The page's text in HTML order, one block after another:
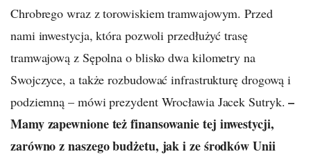
Chrobrego wraz z torowiskiem tramwajowym. Przed
nami inwestycja, która pozwoli przedłużyć trasę
tramwajową z Sępolna o blisko dwa kilometry na
Swojczyce, a także rozbudować infrastrukturę drogową i
podziemną – mówi prezydent Wrocławia Jacek Sutryk.–
Mamy zapewnione też finansowanie tej inwestycji,
zarówno z naszego budżetu, jak i ze środków Unii